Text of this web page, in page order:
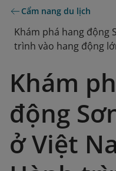
Cẩm nang du lịch
Khám phá hang động
trình vào hang động
Khám
động
ở Việt